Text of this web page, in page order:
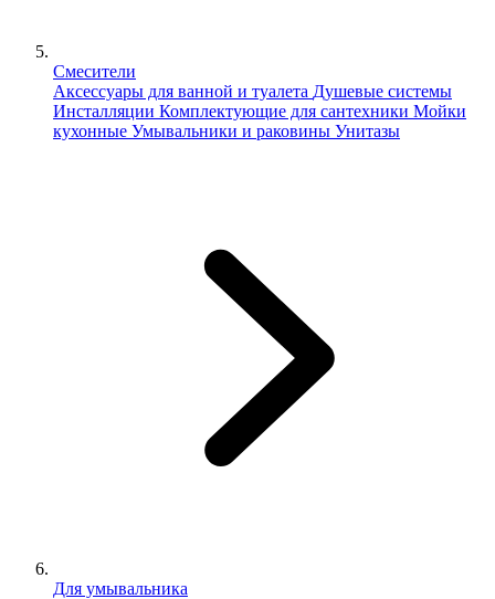
Смесители
Аксессуары для ванной и туалета Душевые системы
Инсталляции Комплектующие для сантехники Мойки
кухонные Умывальники и раковины Унитазы
Для умывальника